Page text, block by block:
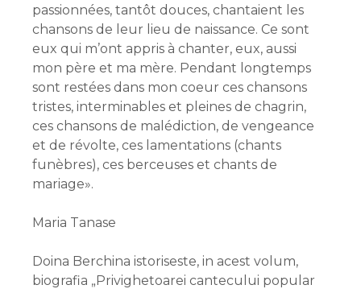
passionnées, tantôt douces, chantaient les
chansons de leur lieu de naissance. Ce sont
eux qui m’ont appris à chanter, eux, aussi
mon père et ma mère. Pendant longtemps
sont restées dans mon coeur ces chansons
tristes, interminables et pleines de chagrin,
ces chansons de malédiction, de vengeance
et de révolte, ces lamentations (chants
funèbres), ces berceuses et chants de
mariage».
Maria Tanase
Doina Berchina istoriseste, in acest volum,
biografia „Privighetoarei cantecului popular